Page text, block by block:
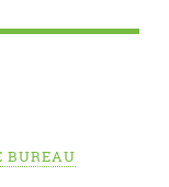
BUREAU